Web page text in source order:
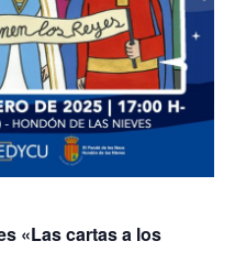
«Las cartas a los